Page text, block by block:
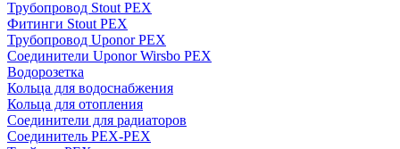
Трубопровод Stout PEX
Фитинги Stout PEX
Трубопровод Uponor PEX
Соединители Uponor Wirsbo PEX
Водорозетка
Кольца для водоснабжения
Кольца для отопления
Соединители для радиаторов
Соединитель PEX-PEX